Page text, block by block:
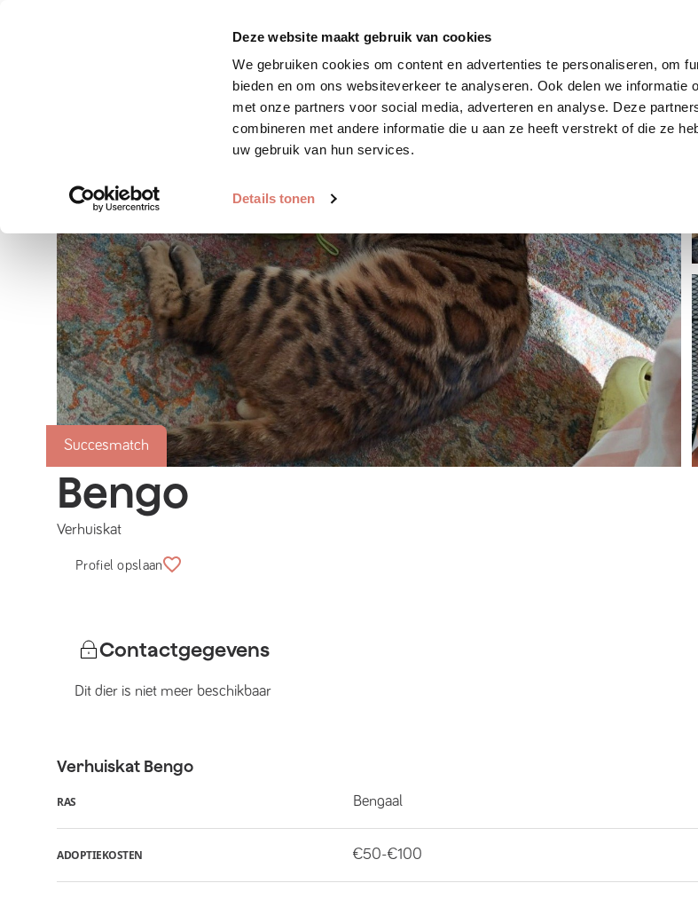
Deze website maakt gebruik van cookies
We gebruiken cookies om content en advertenties te personaliseren, om
bieden en om ons websiteverkeer te analyseren. Ook delen we informatie
met onze partners voor social media, adverteren en analyse. Deze
combineren met andere informatie die u aan ze heeft verstrekt of die ze
uw gebruik van hun services.
Details tonen
Zoek huisdier Plaats huisdier Hoe werkt het?
Succesmatch
Bengo
Verhuiskat
Profiel opslaan
Contactgegevens
Dit dier is niet meer beschikbaar
Verhuiskat Bengo
RAS Bengaal
ADOPTIEKOSTEN €50-€100